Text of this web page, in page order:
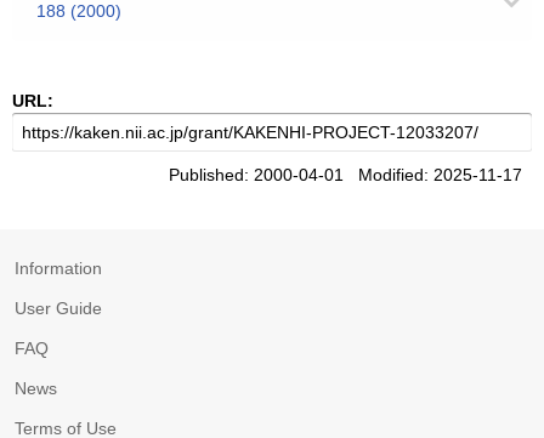
188 (2000)
URL:
Published: 2000-04-01 Modified: 2025-11-17
Information
User Guide
FAQ
News
Terms of Use